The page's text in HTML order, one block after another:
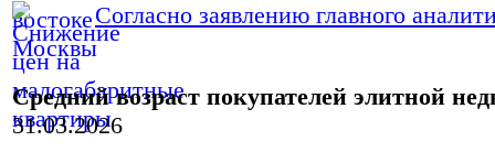
Согласно заявлению главного
Средний возраст покупателей элитной
31.03.2026